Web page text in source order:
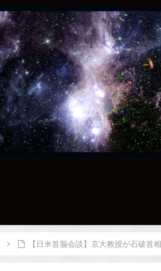
【日米首脳会談】京大教授が石破